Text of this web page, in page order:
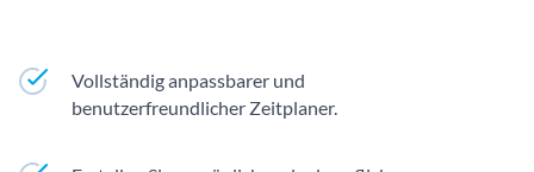
Vollständig anpassbarer und
benutzerfreundlicher Zeitplaner.